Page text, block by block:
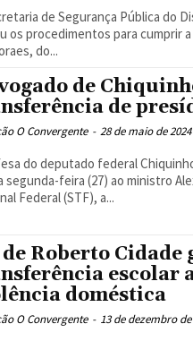
de Segurança Pública do
os procedimentos para cumprir
do...
de
de
O Convergente - 28 de maio de 2024
do deputado federal
segunda-feira (27) ao ministro
Federal (STF), a...
Roberto Cidade
escolar
doméstica
O Convergente - 13 de dezembro de